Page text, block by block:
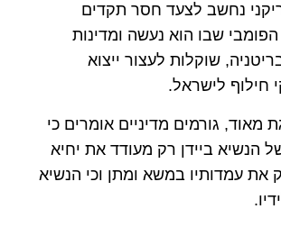
נחשב לצעד חסר תקדים
שבו הוא נעשה ומדינות
שוקלות לעצור ייצוא
חילוף לישראל.
מאוד, גורמים מדיניים אומרים כי
הנשיא ביידן רק מעודד את יחיא
את עמדותיו במשא ומתן וכי הנשיא